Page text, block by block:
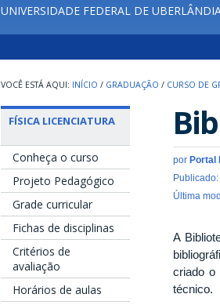
UNIVERSIDADE FEDERAL DE
INÍCIO / GRADUAÇÃO / CURSO DE
FÍSICA LICENCIATURA
Conheça o curso
Projeto Pedagógico
Grade curricular
Fichas de disciplinas
Critérios de
avaliação
Horários de aulas
por Portal
Última
A
criado o
técnico.